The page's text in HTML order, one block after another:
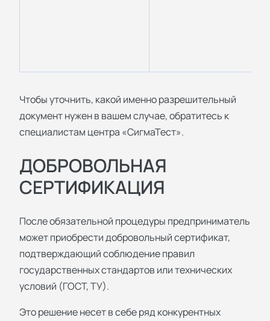
Чтобы уточнить, какой именно разрешительный
документ нужен в вашем случае, обратитесь к
специалистам центра «СигмаТест».
ДОБРОВОЛЬНАЯ
СЕРТИФИКАЦИЯ
После обязательной процедуры предприниматель
может приобрести добровольный сертификат,
подтверждающий соблюдение правил
государственных стандартов или технических
условий (ГОСТ, ТУ).
Это решение несет в себе ряд конкурентных